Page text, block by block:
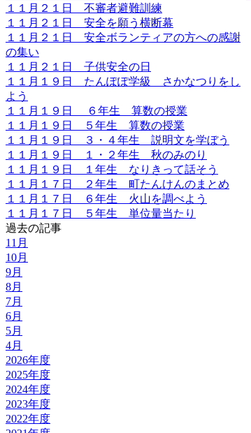
１１月２１日 不審者避難訓練
１１月２１日 安全を願う横断幕
１１月２１日 安全ボランティアの方への感謝
の集い
１１月２１日 子供安全の日
１１月１９日 たんぽぽ学級 さかなつりをし
よう
１１月１９日 ６年生 算数の授業
１１月１９日 ５年生 算数の授業
１１月１９日 ３・４年生 説明文を学ぼう
１１月１９日 １・２年生 秋のみのり
１１月１９日 １年生 なりきって話そう
１１月１７日 ２年生 町たんけんのまとめ
１１月１７日 ６年生 火山を調べよう
１１月１７日 ５年生 単位量当たり
過去の記事
11月
10月
9月
8月
7月
6月
5月
4月
2026年度
2025年度
2024年度
2023年度
2022年度